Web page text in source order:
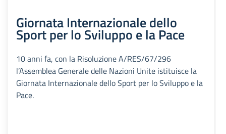
Giornata Internazionale dello
Sport per lo Sviluppo e la Pace
10 anni fa, con la Risoluzione A/RES/67/296
l’Assemblea Generale delle Nazioni Unite istituisce la
Giornata Internazionale dello Sport per lo Sviluppo e la
Pace.